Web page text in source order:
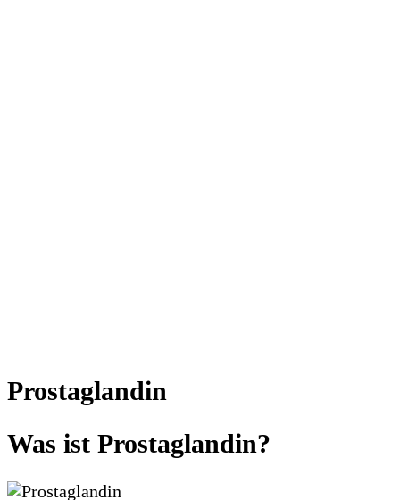
Prostaglandin
Was ist Prostaglandin?